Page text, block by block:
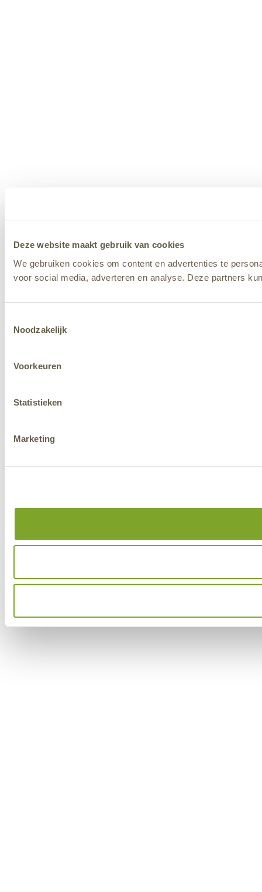
Deze website maakt gebruik van cookies
We gebruiken cookies om content en advertenties te
voor social media, adverteren en analyse. Deze partners
Noodzakelijk
Voorkeuren
Statistieken
Marketing